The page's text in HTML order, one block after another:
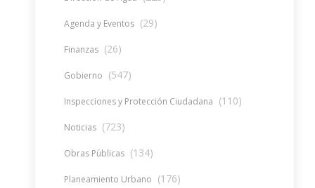
Agenda y Eventos (29)
Finanzas (26)
Gobierno (547)
Inspecciones y Protección Ciudadana (110)
Noticias (723)
Obras Públicas (134)
Planeamiento Urbano (176)